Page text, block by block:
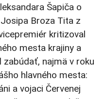
Šapiča o
Broza Tita z
kritizoval
mesta krajiny a
zabúdať, najmä v roku
hlavného mesta:
a vojaci Červenej